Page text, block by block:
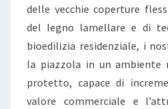
T
I
I
N
L
E
delle vecchie coperture
del legno lamellare e di
bioedilizia residenziale, i
la piazzola in un ambiente
protetto, capace di
valore commerciale e